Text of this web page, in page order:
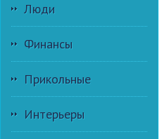
Люди
Финансы
Прикольные
Интерьеры